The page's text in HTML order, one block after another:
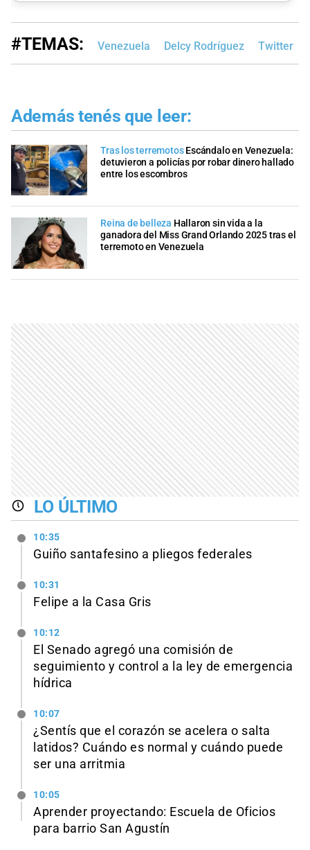
#TEMAS: Venezuela Delcy Rodríguez Twitter
Además tenés que leer:
Tras los terremotosEscándalo en Venezuela:
detuvieron a policías por robar dinero hallado
entre los escombros
Reina de belleza Hallaron sin vida a la
ganadora del Miss Grand Orlando 2025 tras el
terremoto en Venezuela
LO ÚLTIMO
10:35
Guiño santafesino a pliegos federales
10:31
Felipe a la Casa Gris
10:12
El Senado agregó una comisión de
seguimiento y control a la ley de emergencia
hídrica
10:07
¿Sentís que el corazón se acelera o salta
latidos? Cuándo es normal y cuándo puede
ser una arritmia
10:05
Aprender proyectando: Escuela de Oficios
para barrio San Agustín